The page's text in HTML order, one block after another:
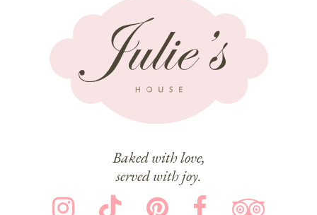
Baked with love,
served with joy.